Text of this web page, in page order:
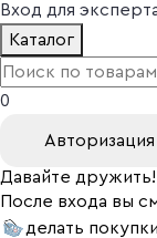
Вход для
Каталог
0
Авторизация
Давайте дружить!
После входа вы
делать